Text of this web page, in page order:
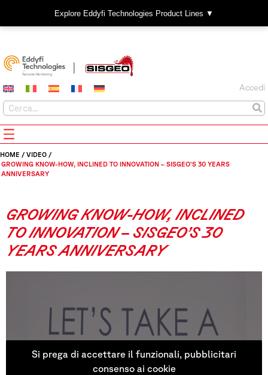
Explore Eddyfi Technologies Product Lines ▼
Accedi
HOME / VIDEO /
GROWING KNOW-HOW, INCLINED TO INNOVATION – SISGEO’S 30 YEARS
ANNIVERSARY
GROWING KNOW-HOW, INCLINED
TO INNOVATION – SISGEO’S 30
YEARS ANNIVERSARY
Si prega di accettare il funzionali, pubblicitari
consenso ai cookie